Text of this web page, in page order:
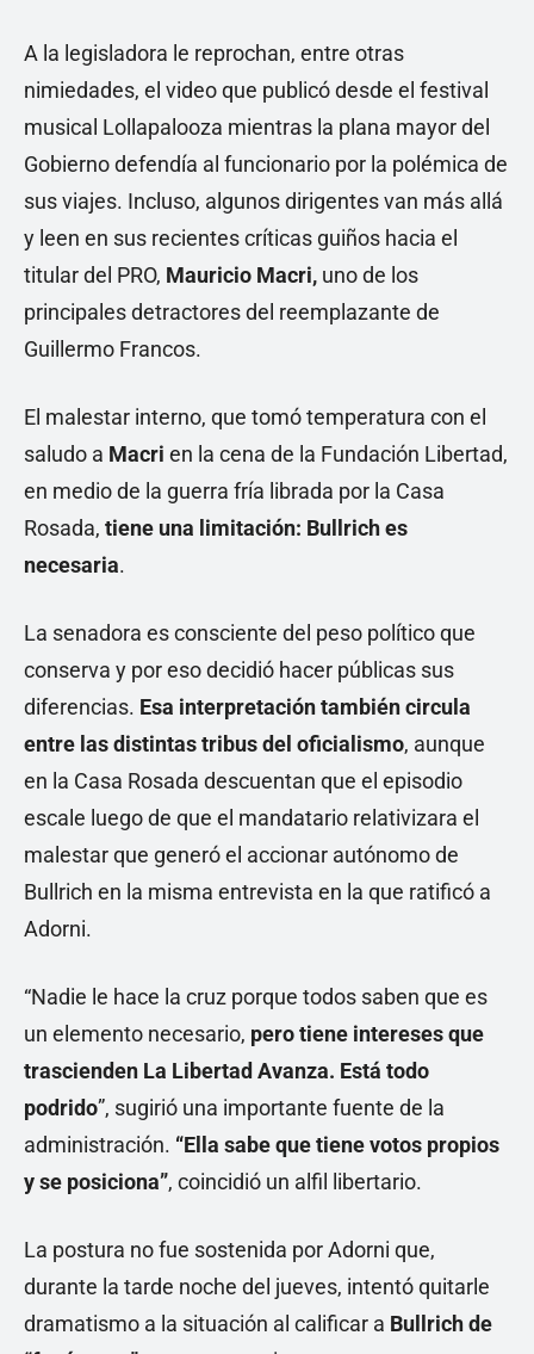
A la legisladora le reprochan, entre otras
nimiedades, el video que publicó desde el festival
musical Lollapalooza mientras la plana mayor del
Gobierno defendía al funcionario por la polémica de
sus viajes. Incluso, algunos dirigentes van más allá
y leen en sus recientes críticas guiños hacia el
titular del PRO, Mauricio Macri, uno de los
principales detractores del reemplazante de
Guillermo Francos.
El malestar interno, que tomó temperatura con el
saludo a Macri en la cena de la Fundación Libertad,
en medio de la guerra fría librada por la Casa
Rosada, tiene una limitación: Bullrich es
necesaria.
La senadora es consciente del peso político que
conserva y por eso decidió hacer públicas sus
diferencias. Esa interpretación también circula
entre las distintas tribus del oficialismo, aunque
en la Casa Rosada descuentan que el episodio
escale luego de que el mandatario relativizara el
malestar que generó el accionar autónomo de
Bullrich en la misma entrevista en la que ratificó a
Adorni.
“Nadie le hace la cruz porque todos saben que es
un elemento necesario, pero tiene intereses que
trascienden La Libertad Avanza. Está todo
podrido”, sugirió una importante fuente de la
administración. “Ella sabe que tiene votos propios
y se posiciona”, coincidió un alfil libertario.
La postura no fue sostenida por Adorni que,
durante la tarde noche del jueves, intentó quitarle
dramatismo a la situación al calificar a Bullrich de